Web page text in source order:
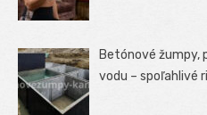
Betónové žumpy,
vodu – spoľahlivé